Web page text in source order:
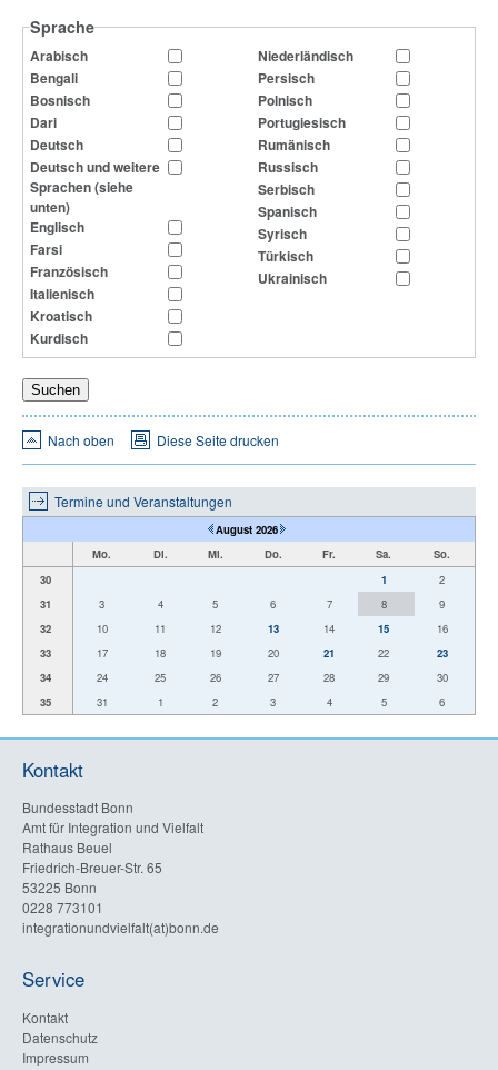
Sprache
Arabisch
Bengali
Bosnisch
Dari
Deutsch
Deutsch und weitere
Sprachen (siehe
unten)
Englisch
Farsi
Französisch
Italienisch
Kroatisch
Kurdisch
Niederländisch
Persisch
Polnisch
Portugiesisch
Rumänisch
Russisch
Serbisch
Spanisch
Syrisch
Türkisch
Ukrainisch
Nach oben Diese Seite drucken
Termine und Veranstaltungen
August 2026
Mo.
Di. Mi. Do. Fr. Sa.
So.
30
1
2
31
3 4 5 6 7 8
9
32
10 11 12 13 14 15
16
33
17 18 19 20 21 22
23
34
24 25 26 27 28 29
30
35
31 1 2 3 4 5 6
Kontakt
Bundesstadt Bonn
Amt für Integration und Vielfalt
Rathaus Beuel
Friedrich-Breuer-Str. 65
53225 Bonn
0228 773101
integrationundvielfalt(at)bonn.de
Service
Kontakt
Datenschutz
Impressum